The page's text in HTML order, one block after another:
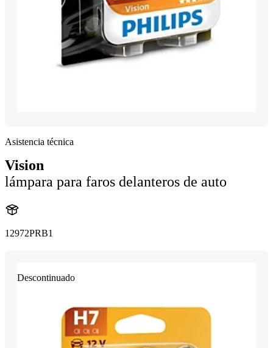
Asistencia técnica
Vision
lámpara para faros delanteros de auto
12972PRB1
Descontinuado